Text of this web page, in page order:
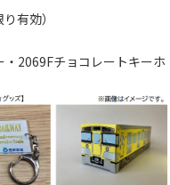
有効）
2069Fチョコレートキーホ